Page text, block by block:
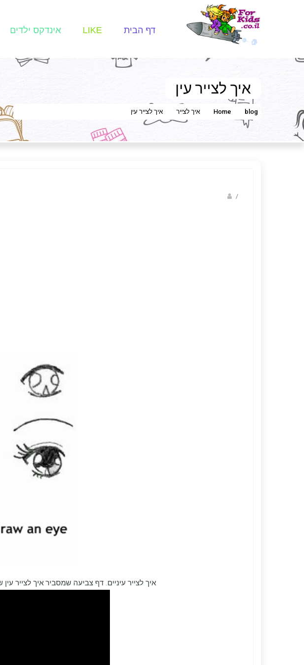
דף הבית LIKE אינדקס ילדים
איך לצייר עין
Home blog איך לצייר איך לצייר עין
/
איך לצייר עיניים. דף צביעה שמסביר איך לצייר